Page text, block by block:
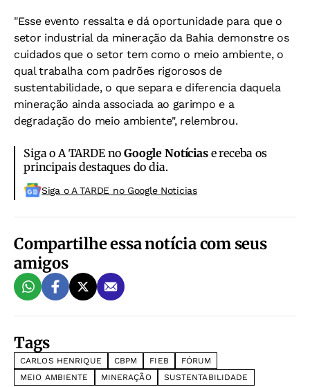
"Esse evento ressalta e dá oportunidade para que o
setor industrial da mineração da Bahia demonstre os
cuidados que o setor tem como o meio ambiente, o
qual trabalha com padrões rigorosos de
sustentabilidade, o que separa e diferencia daquela
mineração ainda associada ao garimpo e a
degradação do meio ambiente", relembrou.
Siga o A TARDE noGoogle Notíciase receba os
principais destaques do dia.
Siga o A TARDE no Google Noticias
Compartilhe essa notícia com seus
amigos
Tags
CARLOS HENRIQUE CBPM FIEB
FÓRUM
MEIO AMBIENTE
MINERAÇÃO SUSTENTABILIDADE